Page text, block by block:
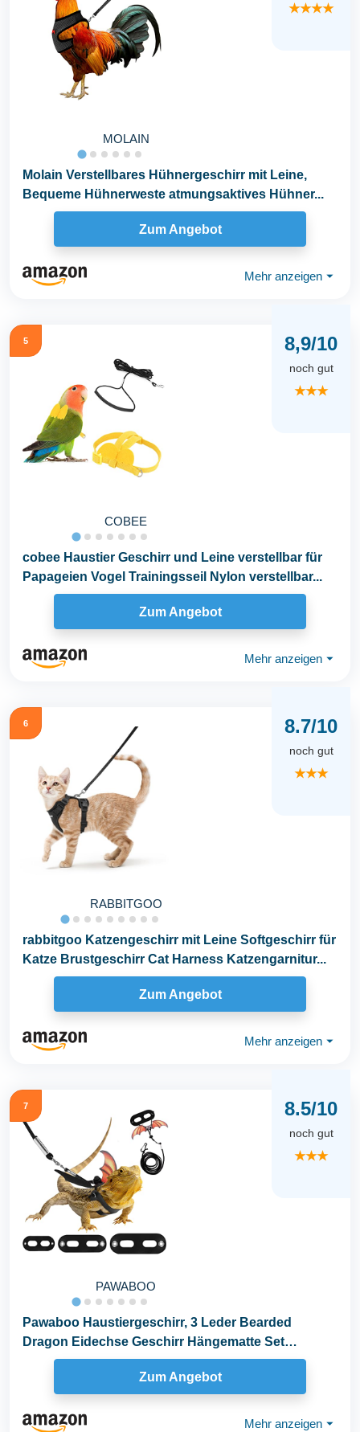
MOLAIN
★★★★
Molain Verstellbares Hühnergeschirr mit Leine,
Bequeme Hühnerweste atmungsaktives Hühner...
Zum Angebot
Mehr anzeigen ⏷
5
COBEE
8,9/10
noch gut
★★★
cobee Haustier Geschirr und Leine verstellbar für
Papageien Vogel Trainingsseil Nylon verstellbar...
Zum Angebot
Mehr anzeigen ⏷
6
RABBITGOO
8.7/10
noch gut
★★★
rabbitgoo Katzengeschirr mit Leine Softgeschirr für
Katze Brustgeschirr Cat Harness Katzengarnitur...
Zum Angebot
Mehr anzeigen ⏷
7
PAWABOO
8.5/10
noch gut
★★★
Pawaboo Haustiergeschirr, 3 Leder Bearded
Dragon Eidechse Geschirr Hängematte Set
Verstellbare...
Zum Angebot
Mehr anzeigen ⏷